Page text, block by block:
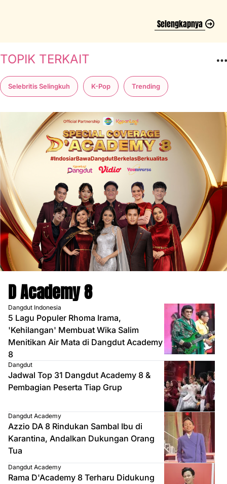
Selengkapnya
TOPIK TERKAIT
Selebritis Selingkuh K-Pop Trending
D Academy 8
Dangdut Indonesia
5 Lagu Populer Rhoma Irama,
'Kehilangan' Membuat Wika Salim
Menitikan Air Mata di Dangdut Academy
8
Dangdut
Jadwal Top 31 Dangdut Academy 8 &
Pembagian Peserta Tiap Grup
Dangdut Academy
Azzio DA 8 Rindukan Sambal Ibu di
Karantina, Andalkan Dukungan Orang
Tua
Dangdut Academy
Rama D'Academy 8 Terharu Didukung